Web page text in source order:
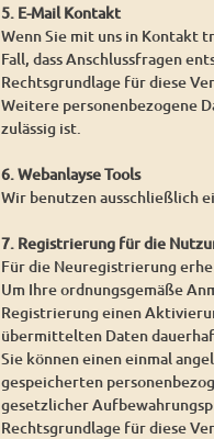
5. E-Mail Kontakt
Wenn Sie mit uns in Kontakt
Fall, dass Anschlussfragen
Rechtsgrundlage für diese
Weitere personenbezogene
zulässig ist.
6. Webanlayse Tools
Wir benutzen ausschließlich
7. Registrierung für die
Für die Neuregistrierung
Um Ihre ordnungsgemäße
Registrierung einen
übermittelten Daten
Sie können einen einmal
gespeicherten
gesetzlicher
Rechtsgrundlage für diese